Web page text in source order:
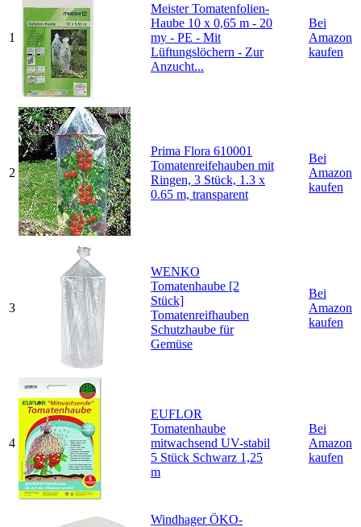
1
Meister Tomatenfolien-
Haube 10 x 0,65 m - 20
my - PE - Mit
Lüftungslöchern - Zur
Anzucht...
Bei
Amazon
kaufen
2
Prima Flora 610001
Tomatenreifehauben mit
Ringen, 3 Stück, 1.3 x
0.65 m, transparent
Bei
Amazon
kaufen
3
WENKO
Tomatenhaube [2
Stück]
Tomatenreifhauben
Schutzhaube für
Gemüse
Bei
Amazon
kaufen
4
EUFLOR
Tomatenhaube
mitwachsend UV-stabil
5 Stück Schwarz 1,25
m
Bei
Amazon
kaufen
Windhager ÖKO-